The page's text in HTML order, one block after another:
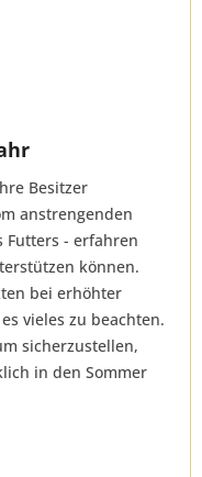
Besitzer
anstrengenden
Futters - erfahren
können.
bei erhöhter
vieles zu beachten.
sicherzustellen,
in den Sommer